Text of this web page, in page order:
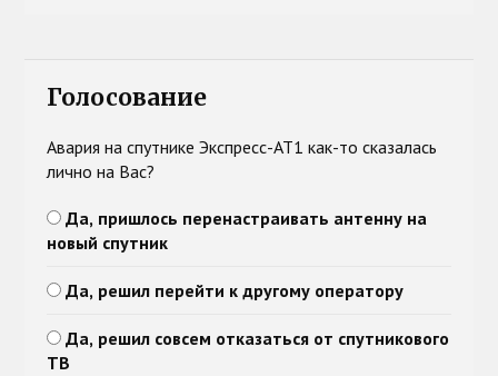
Голосование
Авария на спутнике Экспресс-АТ1 как-то сказалась
лично на Вас?
Да, пришлось перенастраивать антенну на
новый спутник
Да, решил перейти к другому оператору
Да, решил совсем отказаться от спутникового
ТВ